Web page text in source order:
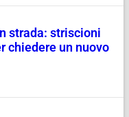
strada: striscioni
chiedere un nuovo